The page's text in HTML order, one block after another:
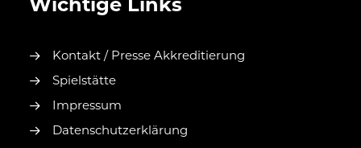
Wichtige Links
Kontakt / Presse Akkreditierung
Spielstätte
Impressum
Datenschutzerklärung